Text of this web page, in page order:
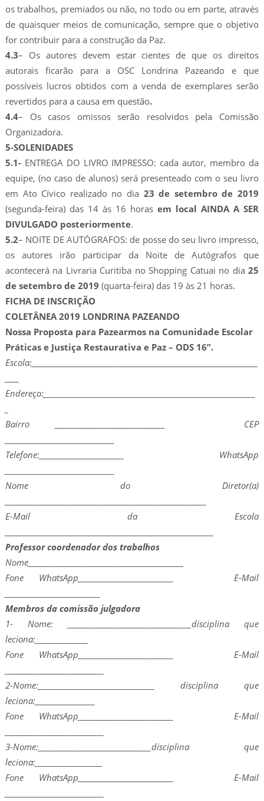
os trabalhos, premiados ou não, no todo ou em parte, através
de quaisquer meios de comunicação, sempre que o objetivo
for contribuir para a construção da Paz.
4.3– Os autores devem estar cientes de que os direitos
autorais ficarão para a OSC Londrina Pazeando e que
possíveis lucros obtidos com a venda de exemplares serão
revertidos para a causa em questão.
4.4– Os casos omissos serão resolvidos pela Comissão
Organizadora.
5-SOLENIDADES
5.1- ENTREGA DO LIVRO IMPRESSO: cada autor, membro da
equipe, (no caso de alunos) será presenteado com o seu livro
em Ato Cívico realizado no dia 23 de setembro de 2019
(segunda-feira) das 14 às 16 horas em local AINDA A SER
DIVULGADO posteriormente.
5.2– NOITE DE AUTÓGRAFOS: de posse do seu livro impresso,
os autores irão participar da Noite de Autógrafos que
acontecerá na Livraria Curitiba no Shopping Catuai no dia25
de setembro de 2019 (quarta-feira) das 19 às 21 horas.
FICHA DE INSCRIÇÃO
COLETÂNEA 2019 LONDRINA PAZEANDO
Nossa Proposta para Pazearmos na Comunidade Escolar
Práticas e Justiça Restaurativa e Paz – ODS 16”.
Escola:________________________________________________________________
Endereço:____________________________________________________________
Bairro _______________________________ CEP
Telefone:________________________ WhatsApp
Nome do Diretor(a)
E-Mail da Escola
Professor coordenador dos trabalhos
Nome____________________________________________
Fone WhatsApp___________________________ E-Mail
Membros da comissão julgadora
1- Nome: ___________________________________disciplina que
leciona:_______________
Fone WhatsApp___________________________ E-Mail
2-Nome:_________________________________ disciplina que
leciona:_________________
Fone WhatsApp___________________________ E-Mail
3-Nome:________________________________disciplina que
leciona:___________________
Fone WhatsApp___________________________ E-Mail